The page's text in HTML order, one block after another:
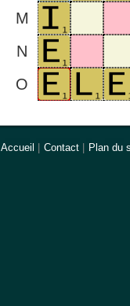
M
N
O
Accueil Contact Plan du